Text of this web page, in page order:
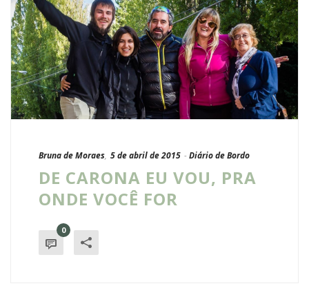
Bruna de Moraes, 5 de abril de 2015 - Diário de Bordo
DE CARONA EU VOU, PRA
ONDE VOCÊ FOR
0